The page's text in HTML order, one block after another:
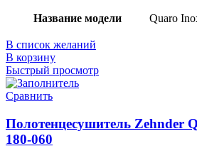
Название модели Quaro
В список желаний
В корзину
Быстрый просмотр
Сравнить
Полотенцесушитель Zehnder
180-060